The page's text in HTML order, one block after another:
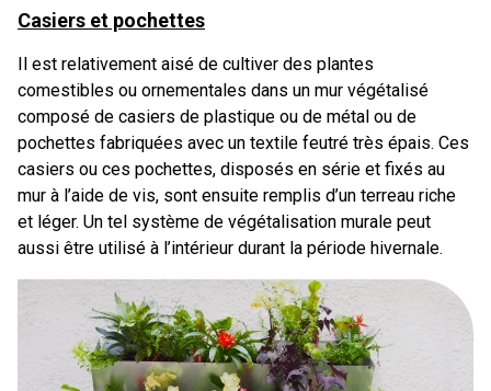
Casiers et pochettes
Il est relativement aisé de cultiver des plantes
comestibles ou ornementales dans un mur végétalisé
composé de casiers de plastique ou de métal ou de
pochettes fabriquées avec un textile feutré très épais. Ces
casiers ou ces pochettes, disposés en série et fixés au
mur à l’aide de vis, sont ensuite remplis d’un terreau riche
et léger. Un tel système de végétalisation murale peut
aussi être utilisé à l’intérieur durant la période hivernale.